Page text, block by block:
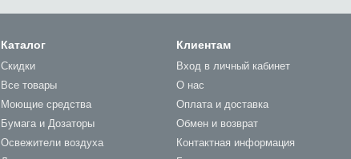
Каталог
Скидки
Все товары
Моющие средства
Бумага и Дозаторы
Освежители воздуха
Клиентам
Вход в личный кабинет
О нас
Оплата и доставка
Обмен и возврат
Контактная информация